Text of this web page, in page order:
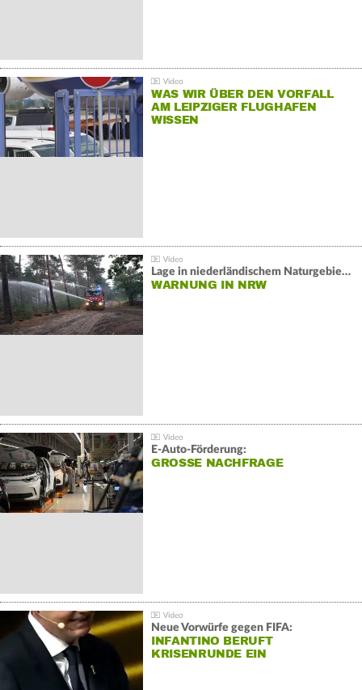
WAS WIR ÜBER DEN VORFALL
AM LEIPZIGER FLUGHAFEN
WISSEN
Lage in niederländischem Naturgebiet stabil
WARNUNG IN NRW
E-Auto-Förderung:
GROSSE NACHFRAGE
Neue Vorwürfe gegen FIFA:
INFANTINO BERUFT
KRISENRUNDE EIN